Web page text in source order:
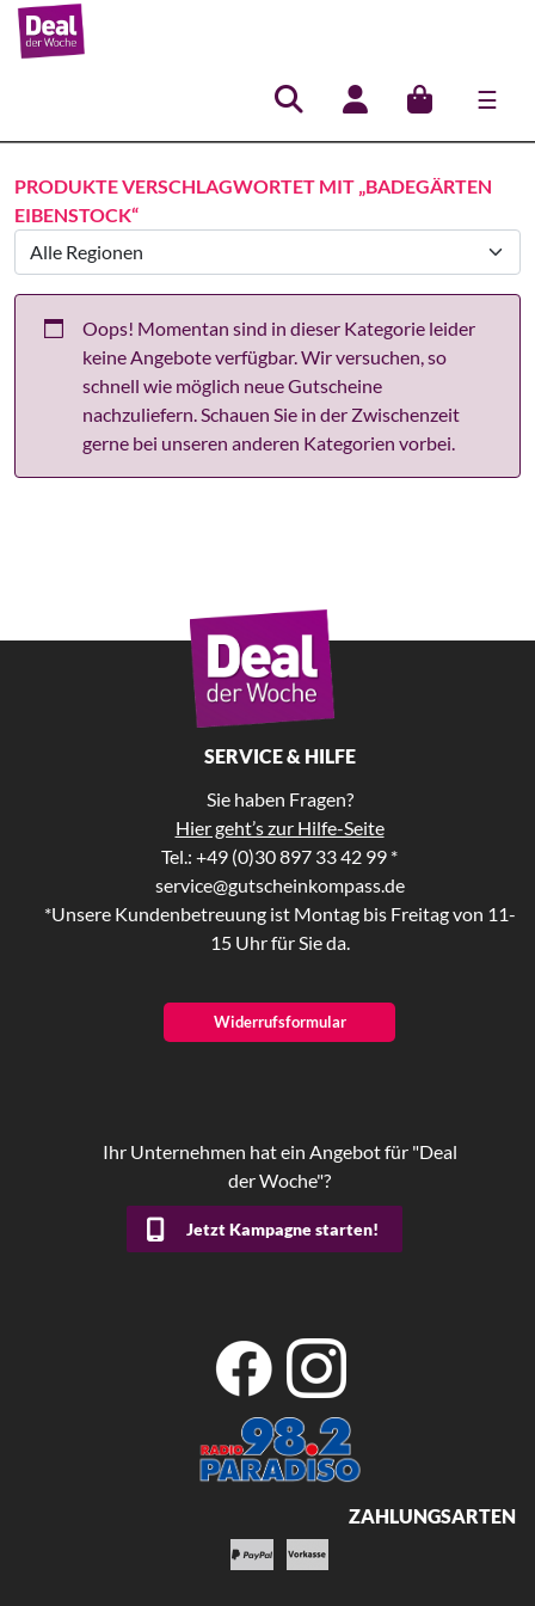
☰
Hauptnavigation
PRODUKTE VERSCHLAGWORTET MIT „BADEGÄRTEN
EIBENSTOCK“
Oops! Momentan sind in dieser Kategorie leider
keine Angebote verfügbar. Wir versuchen, so
schnell wie möglich neue Gutscheine
nachzuliefern. Schauen Sie in der Zwischenzeit
gerne bei unseren anderen Kategorien vorbei.
SERVICE & HILFE
Sie haben Fragen?
Hier geht’s zur Hilfe-Seite
Tel.: +49 (0)30 897 33 42 99 *
service@gutscheinkompass.de
*Unsere Kundenbetreuung ist Montag bis Freitag von 11-
15 Uhr für Sie da.
Widerrufsformular
Ihr Unternehmen hat ein Angebot für "Deal
der Woche"?
Jetzt Kampagne starten!
ZAHLUNGSARTEN